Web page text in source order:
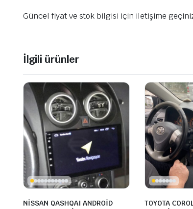
Güncel fiyat ve stok bilgisi için iletişime
İlgili ürünler
NİSSAN QASHQAI ANDROİD
TOYOTA